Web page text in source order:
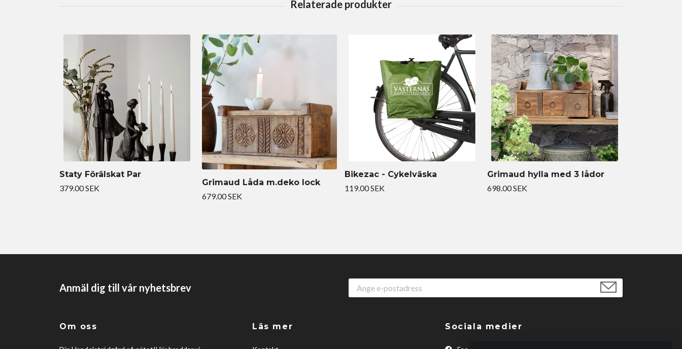
Staty Förälskat Par
379.00 SEK
Grimaud Låda m.deko lock
679.00 SEK
Bikezac - Cykelväska
119.00 SEK
Grimaud hylla med 3 lådor
698.00 SEK
Anmäl dig till vår nyhetsbrev
Om oss Läs mer Sociala medier